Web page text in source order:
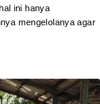
ini hanya
mengelolanya agar